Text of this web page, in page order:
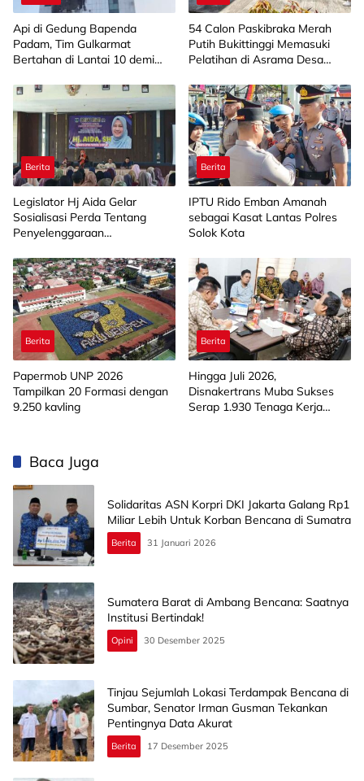
Api di Gedung Bapenda
Padam, Tim Gulkarmat
Bertahan di Lantai 10 demi
Perambatan
‎54 Calon Paskibraka Merah
Putih Bukittinggi Memasuki
Pelatihan di Asrama Desa
Berita
Legislator Hj Aida Gelar
Sosialisasi Perda Tentang
Penyelenggaraan
Limapuluh Kota
Berita
IPTU Rido Emban Amanah
sebagai Kasat Lantas Polres
Solok Kota
Berita
Papermob UNP 2026
Tampilkan 20 Formasi dengan
9.250 kavling
Berita
Hingga Juli 2026,
Disnakertrans Muba Sukses
Serap 1.930 Tenaga Kerja
Baca Juga
Solidaritas ASN Korpri DKI Jakarta Galang Rp1
Miliar Lebih Untuk Korban Bencana di Sumatra
Berita 31 Januari 2026
Sumatera Barat di Ambang Bencana: Saatnya
Institusi Bertindak!
Opini 30 Desember 2025
Tinjau Sejumlah Lokasi Terdampak Bencana di
Sumbar, Senator Irman Gusman Tekankan
Pentingnya Data Akurat
Berita 17 Desember 2025